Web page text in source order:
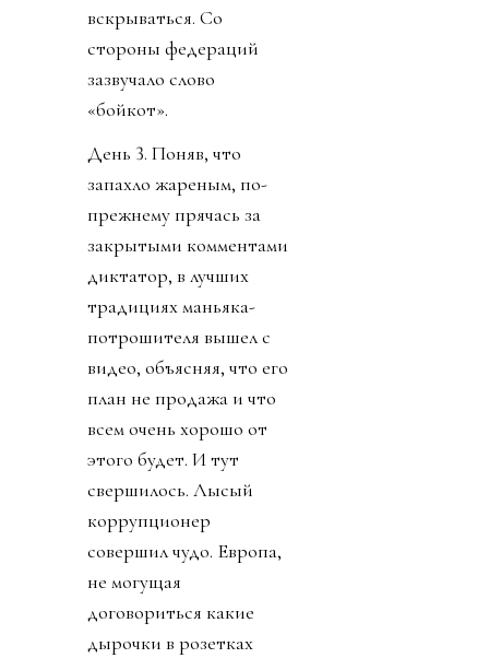
вскрываться. Со
стороны федераций
зазвучало слово
«бойкот».
День 3. Поняв, что
запахло жареным, по-
прежнему прячась за
закрытыми комментами
диктатор, в лучших
традициях маньяка-
потрошителя вышел с
видео, объясняя, что его
план не продажа и что
всем очень хорошо от
этого будет. И тут
свершилось. Лысый
коррупционер
совершил чудо. Европа,
не могущая
договориться какие
дырочки в розетках